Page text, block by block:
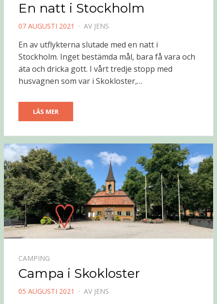
En natt i Stockholm
PUBLICERAD
07 AUGUSTI 2021 AV JENS
En av utflykterna slutade med en natt i
Stockholm. Inget bestämda mål, bara få vara och
äta och dricka gott. I vårt tredje stopp med
husvagnen som var i Skokloster,…
LÄS MER
CAMPING
Campa i Skokloster
PUBLICERAD
05 AUGUSTI 2021 AV JENS